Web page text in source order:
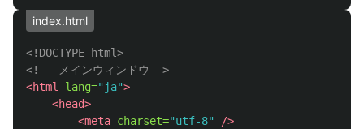
index.html
<!DOCTYPE html>
<!-- メインウィンドウ-->
<html
lang="ja">
<head>
<meta charset="utf-8"
/>